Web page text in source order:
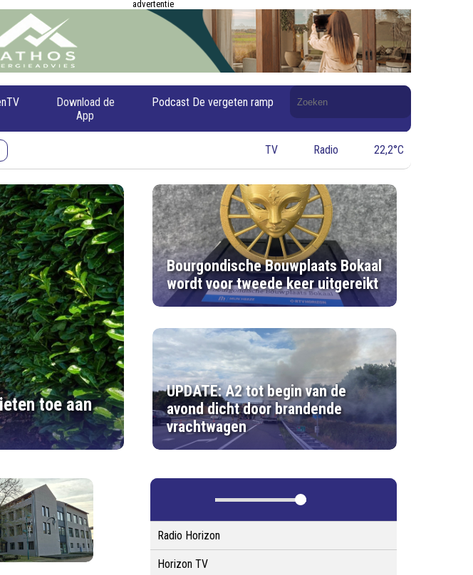
advertentie
Download de
App
Podcast De vergeten ramp
Doorzoek
de
website
TV Radio 22,2°C
toe aan
Bourgondische Bouwplaats Bokaal
wordt voor tweede keer uitgereikt
UPDATE: A2 tot begin van de
avond dicht door brandende
vrachtwagen
Radio Horizon
Horizon TV